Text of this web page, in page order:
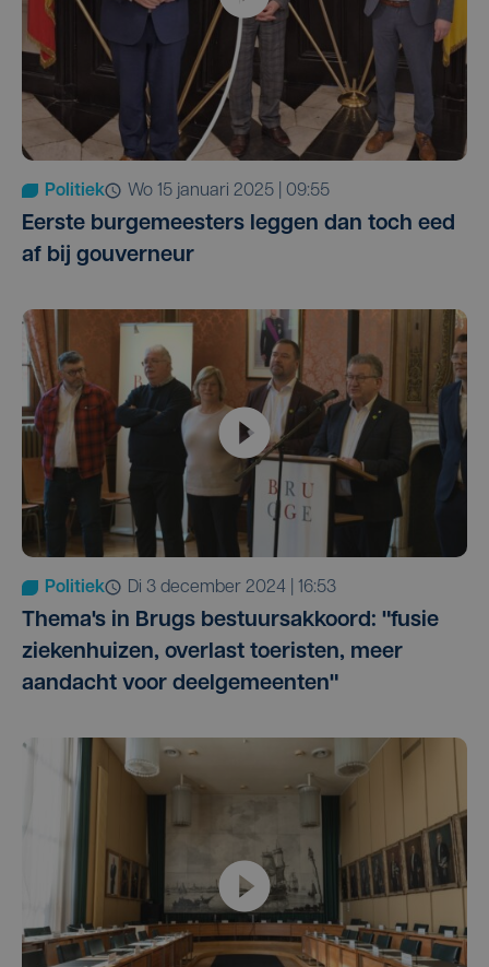
Politiek wo 15 januari 2025 | 09:55
Eerste burgemeesters leggen dan toch eed
af bij gouverneur
Politiek di 3 december 2024 | 16:53
Thema's in Brugs bestuursakkoord: "fusie
ziekenhuizen, overlast toeristen, meer
aandacht voor deelgemeenten"